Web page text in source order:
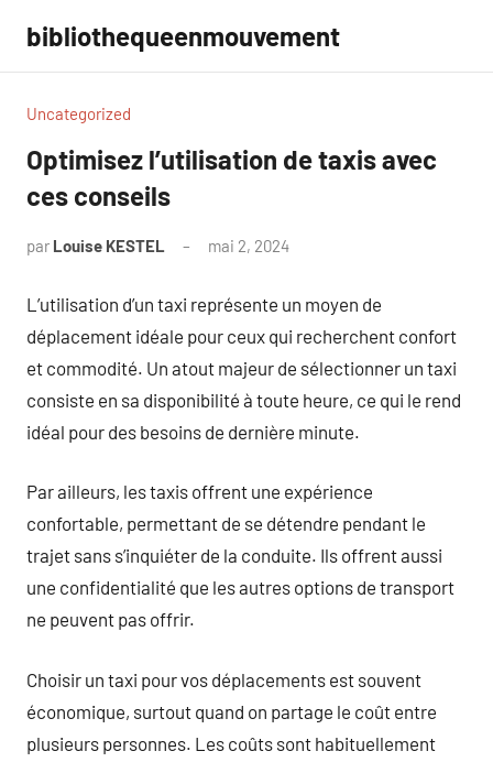
contenu
bibliothequeenmouvement
Uncategorized
Optimisez l’utilisation de taxis avec
ces conseils
par Louise KESTEL mai 2, 2024
L’utilisation d’un taxi représente un moyen de
déplacement idéale pour ceux qui recherchent confort
et commodité. Un atout majeur de sélectionner un taxi
consiste en sa disponibilité à toute heure, ce qui le rend
idéal pour des besoins de dernière minute.
Par ailleurs, les taxis offrent une expérience
confortable, permettant de se détendre pendant le
trajet sans s’inquiéter de la conduite. Ils offrent aussi
une confidentialité que les autres options de transport
ne peuvent pas offrir.
Choisir un taxi pour vos déplacements est souvent
économique, surtout quand on partage le coût entre
plusieurs personnes. Les coûts sont habituellement